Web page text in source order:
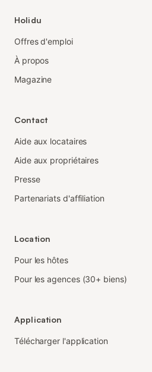
Holidu
Offres d'emploi
À propos
Magazine
Contact
Aide aux locataires
Aide aux propriétaires
Presse
Partenariats d'affiliation
Location
Pour les hôtes
Pour les agences (30+ biens)
Application
Télécharger l'application